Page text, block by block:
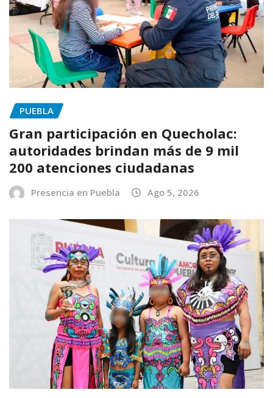
PUEBLA
Gran participación en Quecholac:
autoridades brindan más de 9 mil
200 atenciones ciudadanas
Presencia en Puebla Ago 5, 2026